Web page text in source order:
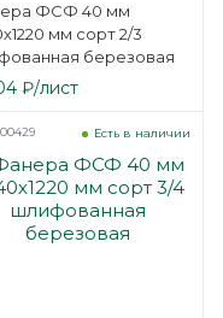
ФСФ 40 мм
мм сорт 2/3
березовая
₽/лист
Есть в наличии